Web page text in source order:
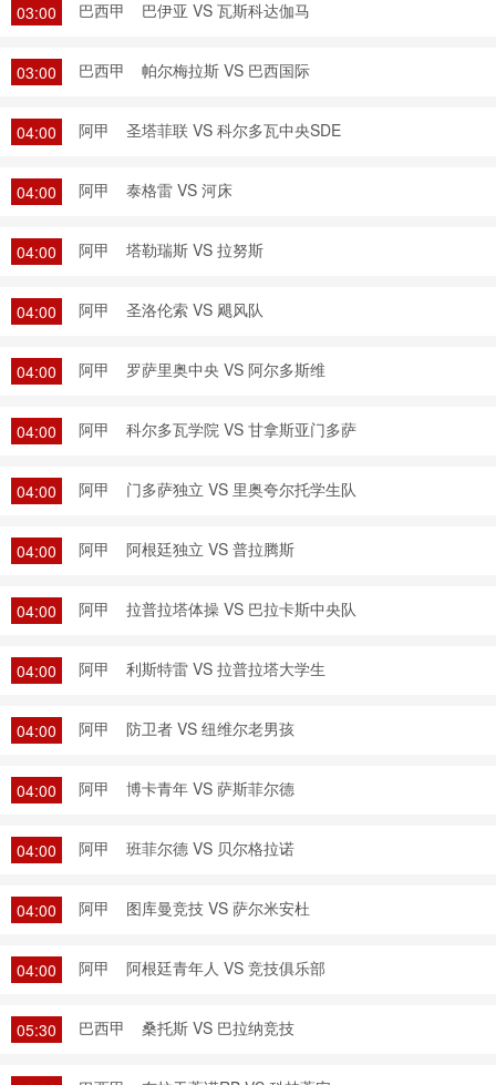
03:00 巴西甲 巴伊亚 VS 瓦斯科达伽马
03:00 巴西甲 帕尔梅拉斯 VS 巴西国际
04:00 阿甲 圣塔菲联 VS 科尔多瓦中央SDE
04:00 阿甲 泰格雷 VS 河床
04:00 阿甲 塔勒瑞斯 VS 拉努斯
04:00 阿甲 圣洛伦索 VS 飓风队
04:00 阿甲 罗萨里奥中央 VS 阿尔多斯维
04:00 阿甲 科尔多瓦学院 VS 甘拿斯亚门多萨
04:00 阿甲 门多萨独立 VS 里奥夸尔托学生队
04:00 阿甲 阿根廷独立 VS 普拉腾斯
04:00 阿甲 拉普拉塔体操 VS 巴拉卡斯中央队
04:00 阿甲 利斯特雷 VS 拉普拉塔大学生
04:00 阿甲 防卫者 VS 纽维尔老男孩
04:00 阿甲 博卡青年 VS 萨斯菲尔德
04:00 阿甲 班菲尔德 VS 贝尔格拉诺
04:00 阿甲 图库曼竞技 VS 萨尔米安杜
04:00 阿甲 阿根廷青年人 VS 竞技俱乐部
05:30 巴西甲 桑托斯 VS 巴拉纳竞技